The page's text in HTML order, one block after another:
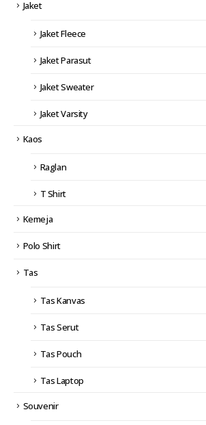
Jaket
Jaket Fleece
Jaket Parasut
Jaket Sweater
Jaket Varsity
Kaos
Raglan
T Shirt
Kemeja
Polo Shirt
Tas
Tas Kanvas
Tas Serut
Tas Pouch
Tas Laptop
Souvenir